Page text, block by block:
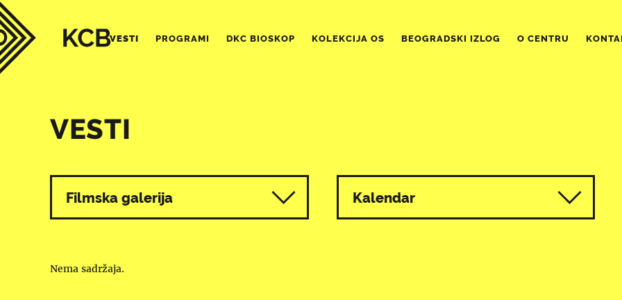
VESTI PROGRAMI DKC BIOSKOP KOLEKCIJA OS BEOGRADSKI IZLOG O CENTRU
VESTI
Svi programi
Filmska galerija Kalendar
Nema sadržaja.